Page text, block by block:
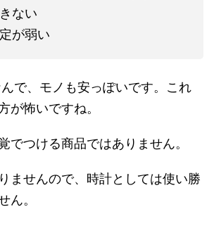
ない
が弱い
で、モノも安っぽいです。これ
が怖いですね。
でつける商品ではありません。
ませんので、時計としては使い勝
ん。